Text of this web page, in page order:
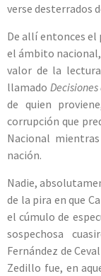
verse desterrados
De allí entonces el
el ámbito nacional,
valor de la
llamado
de quien
corrupción que
Nacional
nación.
Nadie,
de la pira en que
el cúmulo de
sospechosa
Fernández de
Zedillo fue, en